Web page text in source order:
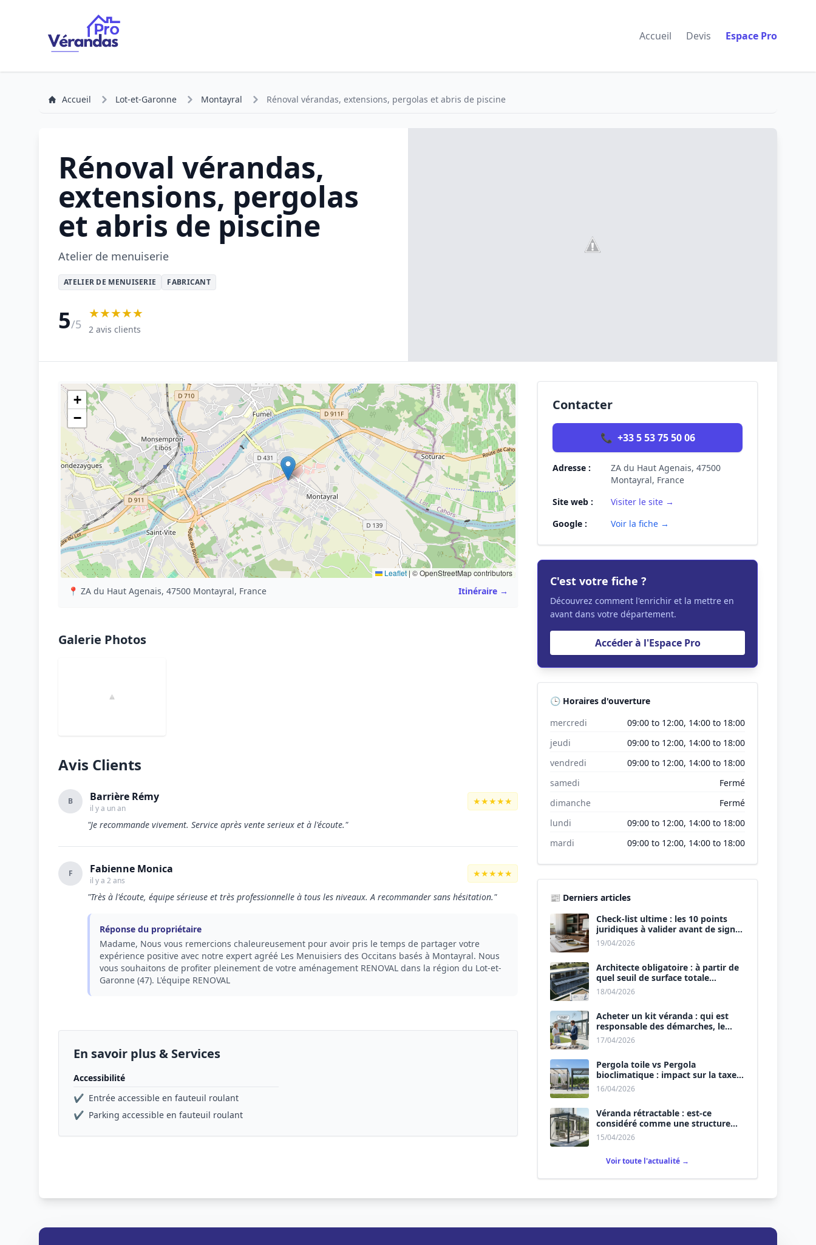
Accueil Devis Espace Pro
Accueil Lot-et-Garonne Montayral Rénoval vérandas, extensions, pergolas et abris de piscine
Rénoval vérandas,
extensions, pergolas
et abris de piscine
Atelier de menuiserie
ATELIER DE MENUISERIE FABRICANT
5/5
★★★★★
2 avis clients
+
−
Leaflet | © OpenStreetMap contributors
📍 ZA du Haut Agenais, 47500 Montayral, France Itinéraire →
Galerie Photos
Avis Clients
B Barrière Rémy
il y a un an
★★★★★
"Je recommande vivement. Service après vente serieux et à l'écoute."
F Fabienne Monica
il y a 2 ans
★★★★★
"Très à l'écoute, équipe sérieuse et très professionnelle à tous les niveaux. A recommander sans hésitation."
Réponse du propriétaire
Madame, Nous vous remercions chaleureusement pour avoir pris le temps de partager votre
expérience positive avec notre expert agréé Les Menuisiers des Occitans basés à Montayral. Nous
vous souhaitons de profiter pleinement de votre aménagement RENOVAL dans la région du Lot-et-
Garonne (47). L'équipe RENOVAL
En savoir plus & Services
Accessibilité
✔ Entrée accessible en fauteuil roulant
✔ Parking accessible en fauteuil roulant
Contacter
📞 +33 5 53 75 50 06
Adresse :
ZA du Haut Agenais, 47500
Montayral, France
Site web :
Visiter le site →
Google :
Voir la fiche →
C'est votre fiche ?
Découvrez comment l'enrichir et la mettre en
avant dans votre département.
Accéder à l'Espace Pro
🕒 Horaires d'ouverture
mercredi
09:00 to 12:00, 14:00 to 18:00
jeudi
09:00 to 12:00, 14:00 to 18:00
vendredi
09:00 to 12:00, 14:00 to 18:00
samedi
Fermé
dimanche
Fermé
lundi
09:00 to 12:00, 14:00 to 18:00
mardi
09:00 to 12:00, 14:00 to 18:00
📰 Derniers articles
Check-list ultime : les 10 points
juridiques à valider avant de signer
le devis.
19/04/2026
Architecte obligatoire : à partir de
quel seuil de surface totale
(Maison + Véranda) ?
18/04/2026
Acheter un kit véranda : qui est
responsable des démarches, le
vendeur ou vous ?
17/04/2026
Pergola toile vs Pergola
bioclimatique : impact sur la taxe
d’aménagement.
16/04/2026
Véranda rétractable : est-ce
considéré comme une structure
permanente ?
15/04/2026
Voir toute l'actualité →